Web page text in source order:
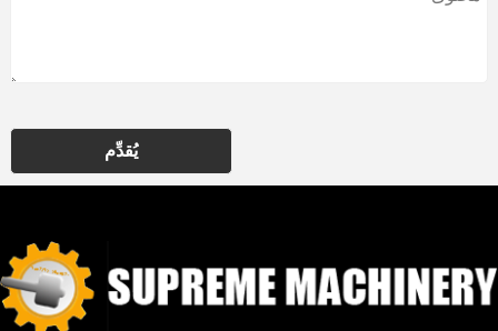
يُقدِّم